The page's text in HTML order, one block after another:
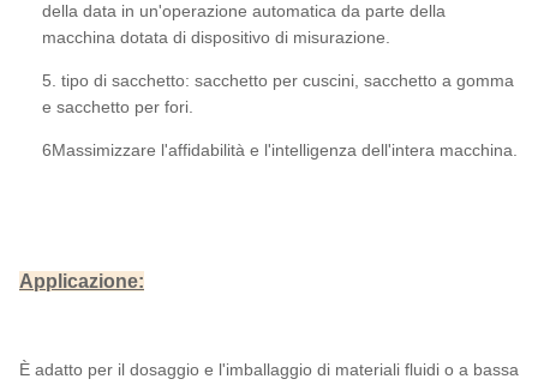
della data in un'operazione automatica da parte della
macchina dotata di dispositivo di misurazione.
5. tipo di sacchetto: sacchetto per cuscini, sacchetto a gomma
e sacchetto per fori.
6Massimizzare l'affidabilità e l'intelligenza dell'intera macchina.
Applicazione:
È adatto per il dosaggio e l'imballaggio di materiali fluidi o a bassa